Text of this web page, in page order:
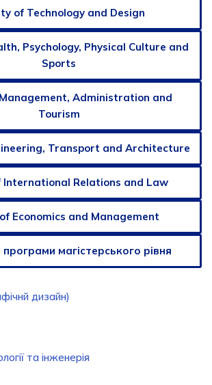
of Technology and Design
Psychology, Physical Culture and
Sports
Administration and
Tourism
Transport and Architecture
International Relations and Law
Economics and Management
програми магістерського рівня
дизайн)
та інженерія